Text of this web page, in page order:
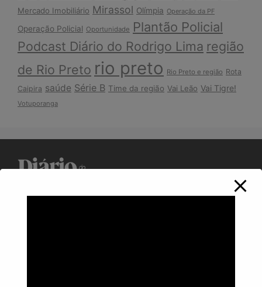
Mercado Imobiliário Mirassol Olímpia Operação da PF
Operação Policial Oportunidade Plantão Policial
Podcast Diário do Rodrigo Lima região
de Rio Preto rio preto Rio Preto e região Rota
Caipira saúde Série B Time da região Vai Leão Vai Tigre!
Votuporanga